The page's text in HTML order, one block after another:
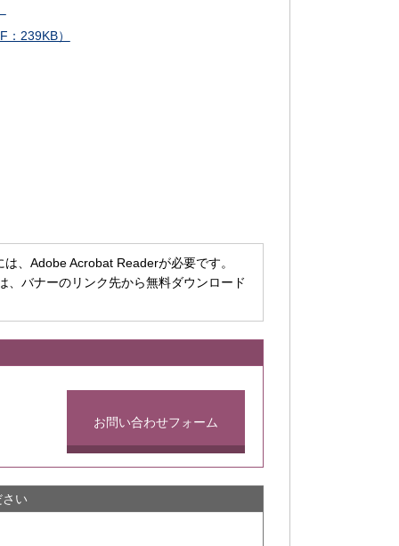
：239KB）
、Adobe Acrobat Readerが必要です。
バナーのリンク先から無料ダウンロード
お問い合わせフォーム
い